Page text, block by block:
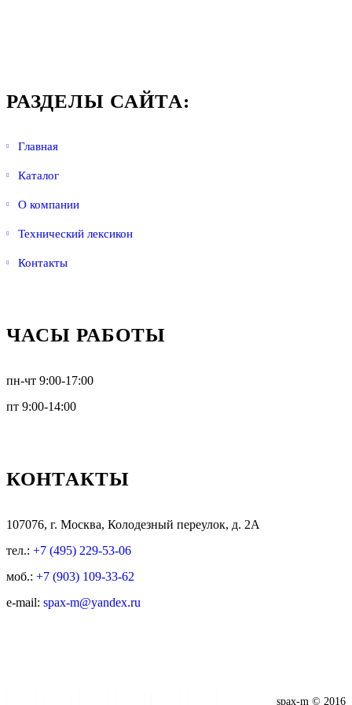
РАЗДЕЛЫ САЙТА:
Главная
Каталог
О компании
Технический лексикон
Контакты
ЧАСЫ РАБОТЫ
пн-чт 9:00-17:00
пт 9:00-14:00
КОНТАКТЫ
107076, г. Москва, Колодезный переулок, д. 2А
тел.: +7 (495) 229-53-06
моб.: +7 (903) 109-33-62
e-mail: spax-m@yandex.ru
spax-m © 2016